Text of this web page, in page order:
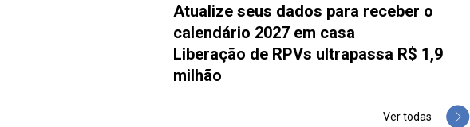
Atualize seus dados para receber o
calendário 2027 em casa
Liberação de RPVs ultrapassa R$ 1,9
milhão
Ver todas